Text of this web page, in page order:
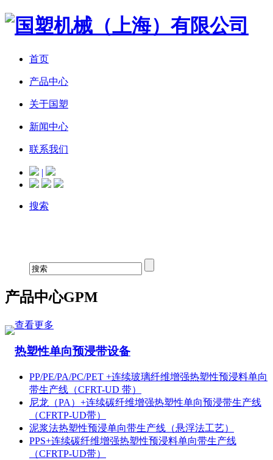
首页
产品中心
关于国塑
新闻中心
联系我们
|
搜索
产品中心GPM
查看更多
热塑性单向预浸带设备
PP/PE/PA/PC/PET +连续玻璃纤维增强热塑性预浸料单向
带生产线（CFRT-UD 带）
尼龙（PA）+连续碳纤维增强热塑性单向预浸带生产线
（CFRTP-UD带）
泥浆法热塑性预浸单向带生产线（悬浮法工艺）
PPS+连续碳纤维增强热塑性预浸料单向带生产线
（CFRTP-UD带）